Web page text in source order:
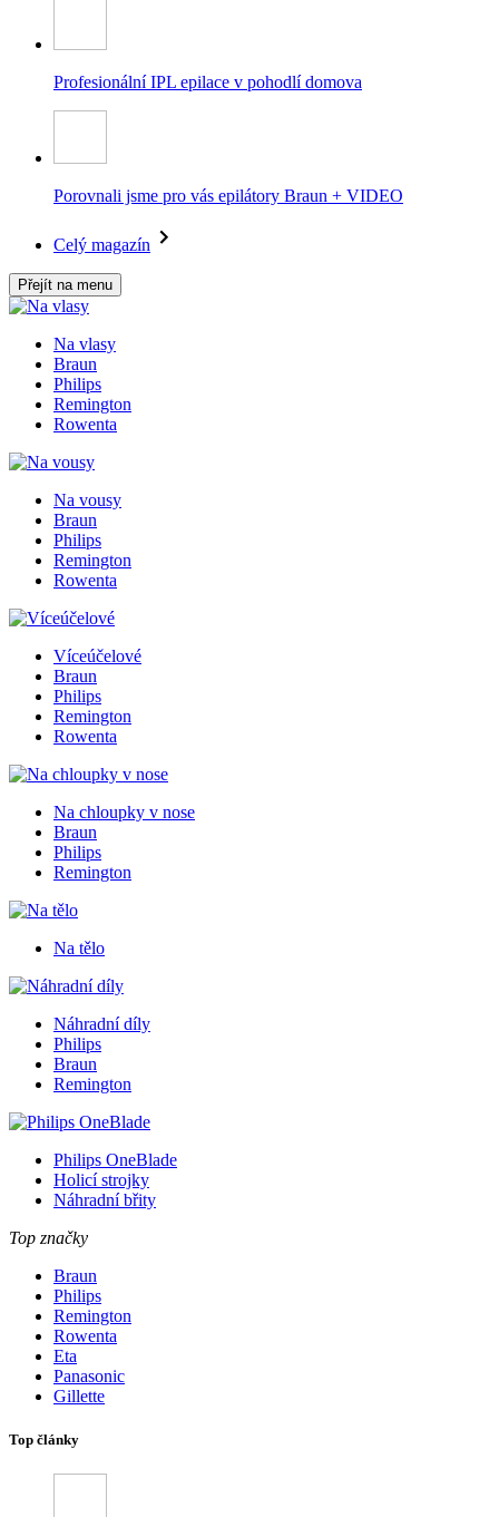
Profesionální IPL epilace v pohodlí domova
Porovnali jsme pro vás epilátory Braun + VIDEO
Celý magazín
Přejít na menu
Na vlasy
Braun
Philips
Remington
Rowenta
Na vousy
Braun
Philips
Remington
Rowenta
Víceúčelové
Braun
Philips
Remington
Rowenta
Na chloupky v nose
Braun
Philips
Remington
Na tělo
Náhradní díly
Philips
Braun
Remington
Philips OneBlade
Holicí strojky
Náhradní břity
Top značky
Braun
Philips
Remington
Rowenta
Eta
Panasonic
Gillette
Top články